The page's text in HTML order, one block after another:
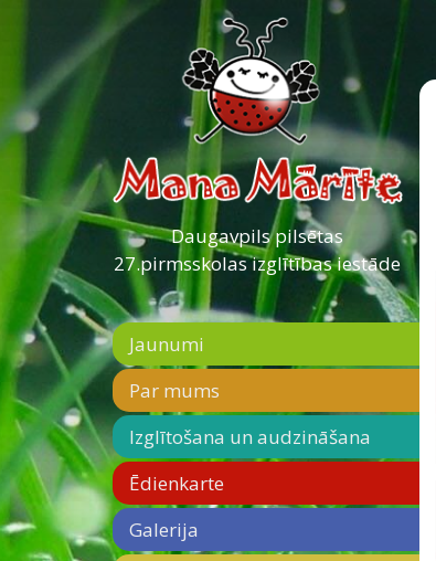
Daugavpils pilsētas
27.pirmsskolas izglītības iestāde
Jaunumi
Par mums
Izglītošana un audzināšana
Ēdienkarte
Galerija